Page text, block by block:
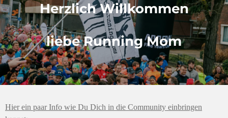
Herzlich Willkommen
liebe Running Mom
Hier ein paar Info wie Du Dich in die Community einbringen